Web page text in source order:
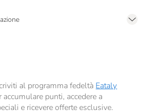
personalizzate, in caso di consenso prestato ai
al programma fedeltà Eataly
punti, accedere a
e ricevere offerte esclusive.